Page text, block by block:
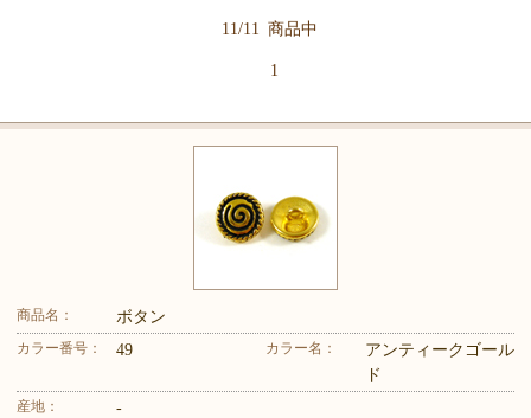
11/11 商品中
1
商品名： ボタン
カラー番号： 49 カラー名：
アンティークゴール
ド
産地： -